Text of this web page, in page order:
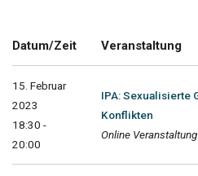
Datum/Zeit Veranstaltung
15. Februar
2023
18:30 -
20:00
IPA: Sexualisierte
Konflikten
Online Veranstaltung